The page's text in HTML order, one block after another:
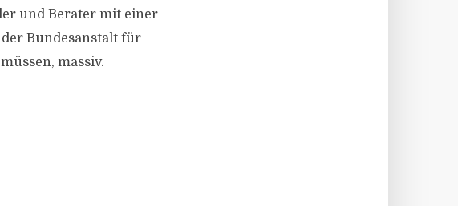
und Berater mit einer
Bundesanstalt für
massiv.